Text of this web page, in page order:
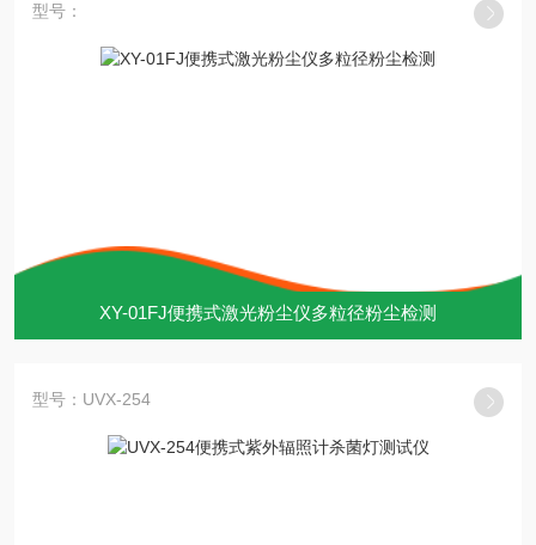
型号：
XY-01FJ便携式激光粉尘仪多粒径粉尘检测
型号：UVX-254